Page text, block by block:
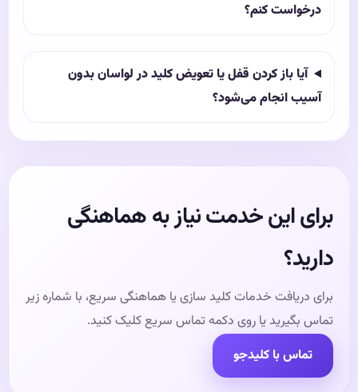
درخواست کنم؟
آیا باز کردن قفل یا تعویض کلید در لواسان بدون
آسیب انجام می‌شود؟
برای این خدمت نیاز به هماهنگی
دارید؟
برای دریافت خدمات کلید سازی یا هماهنگی سریع، با شماره زیر
تماس بگیرید یا روی دکمه تماس سریع کلیک کنید.
تماس با کلیدجو